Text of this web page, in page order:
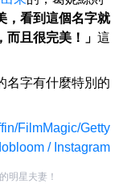
，看到這個名字就
且很完美！」 這
名字有什麼特別的
FilmMagic/Getty
/ Instagram
明星夫妻！